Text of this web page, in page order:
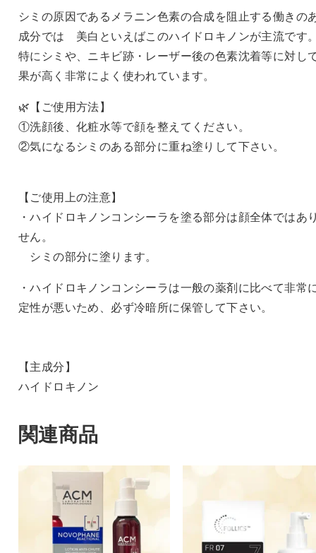
個
シミの原因であるメラニン色素の合成を阻止する働きの
成分では 美白といえばこのハイドロキノンが主流です
特にシミや、ニキビ跡・レーザー後の色素沈着等に対し
果が高く非常によく使われています。
🌿【ご使用方法】
①洗顔後、化粧水等で顔を整えてください。
②気になるシミのある部分に重ね塗りして下さい。
【ご使用上の注意】
・ハイドロキノンコンシーラを塗る部分は顔全体ではあ
せん。
シミの部分に塗ります。
・ハイドロキノンコンシーラは一般の薬剤に比べて非常
定性が悪いため、必ず冷暗所に保管して下さい。
【主成分】
ハイドロキノン
関連商品